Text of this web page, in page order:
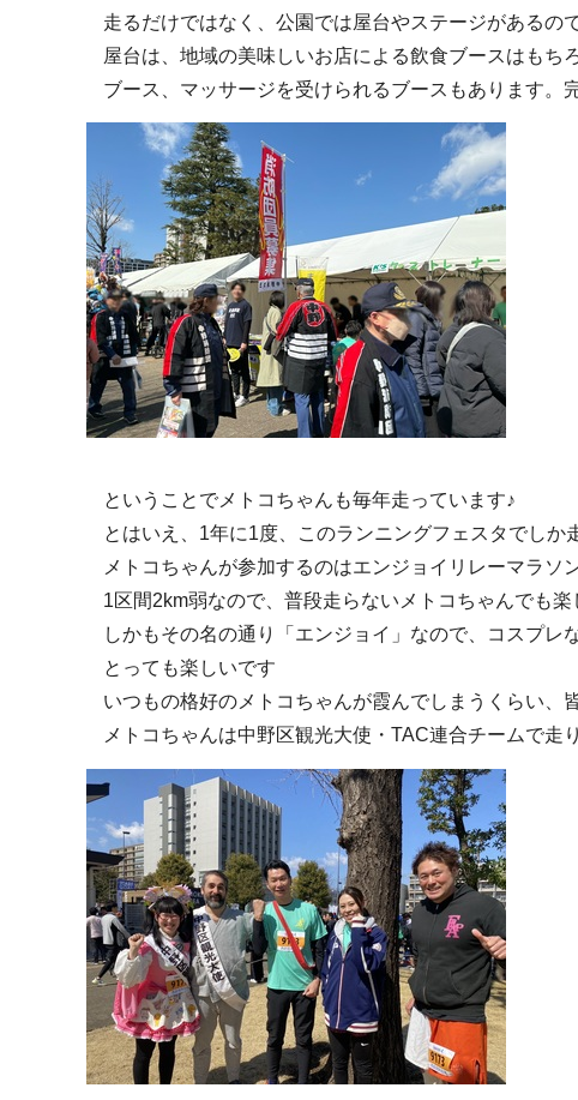
走るだけではなく、公園では屋台やステージがあるの
屋台は、地域の美味しいお店による飲食ブースはも
ブース、マッサージを受けられるブースもあります。
ということでメトコちゃんも毎年走っています♪
とはいえ、1年に1度、このランニングフェスタでしか
メトコちゃんが参加するのはエンジョイリレーマラソ
1区間2km弱なので、普段走らないメトコちゃんでも楽
しかもその名の通り「エンジョイ」なので、コスプ
とっても楽しいです
いつもの格好のメトコちゃんが霞んでしまうくらい、
メトコちゃんは中野区観光大使・TAC連合チームで走